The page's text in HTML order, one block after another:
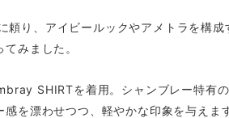
頼り、アイビールックやアメトラを構成
みました。
SHIRTを着用。シャンブレー特有
を漂わせつつ、軽やかな印象を与えます